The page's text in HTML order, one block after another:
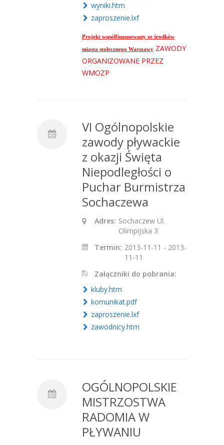
wyniki.htm
zaproszenie.lxf
Projekt współfinansowany ze środków
miasta stołecznego Warszawy ZAWODY
ORGANIZOWANE PRZEZ
WMOZP
VI Ogólnopolskie
zawody pływackie
z okazji Święta
Niepodległości o
Puchar Burmistrza
Sochaczewa
Adres: Sochaczew Ul.
Olimpijska 3
Termin: 2013-11-11 - 2013-
11-11
Załączniki do pobrania:
kluby.htm
komunikat.pdf
zaproszenie.lxf
zawodnicy.htm
OGÓLNOPOLSKIE
MISTRZOSTWA
RADOMIA W
PŁYWANIU